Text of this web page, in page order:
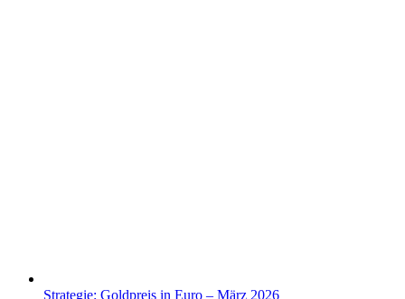
Strategie: Goldpreis in Euro – März 2026